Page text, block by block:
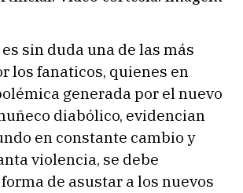
sin duda una de las más
los fanaticos, quienes en
generada por el nuevo
diabólico, evidencian
en constante cambio y
violencia, se debe
de asustar a los nuevos